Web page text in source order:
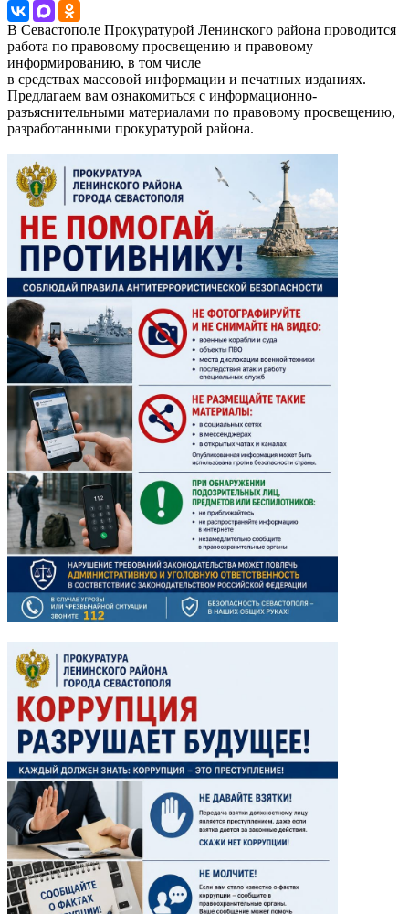
В Севастополе Прокуратурой Ленинского района проводится
работа по правовому просвещению и правовому
информированию, в том числе
в средствах массовой информации и печатных изданиях.
Предлагаем вам ознакомиться с информационно-
разъяснительными материалами по правовому просвещению,
разработанными прокуратурой района.